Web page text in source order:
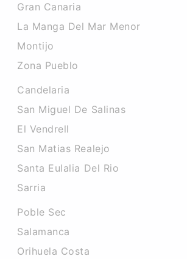
Gran Canaria
La Manga Del Mar Menor
Montijo
Zona Pueblo
Candelaria
San Miguel De Salinas
El Vendrell
San Matias Realejo
Santa Eulalia Del Rio
Sarria
Poble Sec
Salamanca
Orihuela Costa